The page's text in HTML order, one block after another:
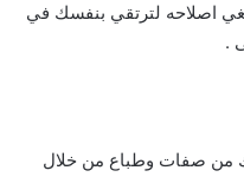
اصلاحه لترتقي بنفسك في
.
من صفات وطباع من خلال